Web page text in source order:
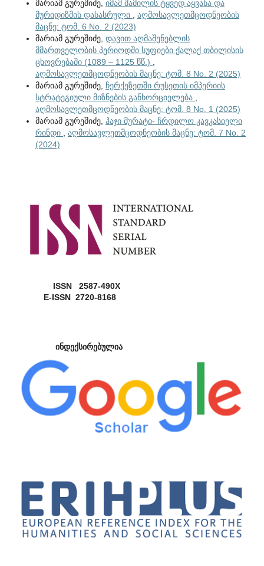
მარიამ გურეშიძე, იმამ შამილის ტყვედ აყვანა და
მურიდიზმის დასასრული
აღმოსავლეთმცოდნეობის
მაცნე: ტომ. 6 No. 2 (2023)
მარიამ გურეშიძე, დავით აღმაშენებლის
მმართველობის პერიოდში სუფიები ქალაქ თბილისის
ცხოვრებაში (1089 – 1125 წწ.)
აღმოსავლეთმცოდნეობის მაცნე: ტომ. 8 No. 2 (2025)
მარიამ გურეშიძე, ჩერქეზეთში რუსეთის იმპერიის
სტრატეგიული მიზნების განხორციელება
აღმოსავლეთმცოდნეობის მაცნე: ტომ. 8 No. 1 (2025)
მარიამ გურეშიძე, ჰაჯი მურატი- ჩრდილო კავკასიელი
რინდი
აღმოსავლეთმცოდნეობის მაცნე: ტომ. 7 No. 2
(2024)
ISSN 2587-490X
E-ISSN 2720-8168
ინდექსირებულია